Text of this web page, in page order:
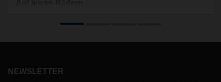
Komponenten.
NEWSLETTER